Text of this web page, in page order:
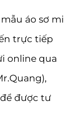
áo sơ mi
trực tiếp
online qua
được tư